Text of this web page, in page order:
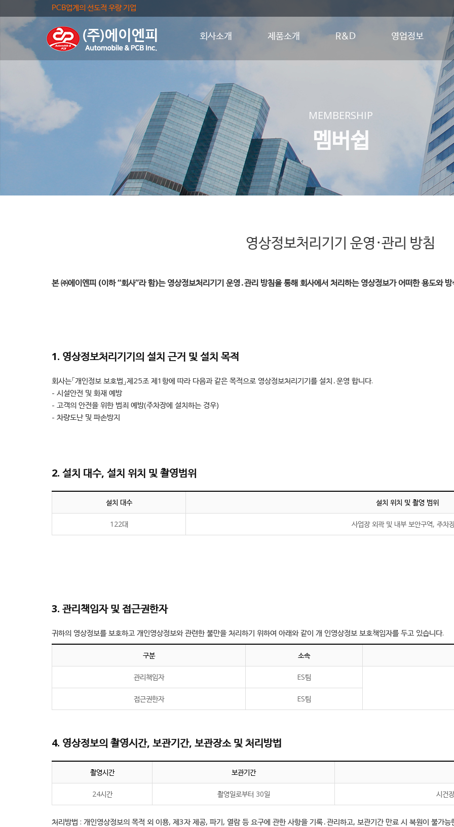
PCB업계의 선도적 우량 기업
회사소개 제품소개 R&D 영업정보
MEMBERSHIP
멤버쉽
영상정보처리기기 운영·관리 방침
본 ㈜에이엔피 (이하 “회사”라 함)는 영상정보처리기기 운영․관리 방침을 통해 회사에서 처리하는 영상정보가 어떠한 용도와
1. 영상정보처리기기의 설치 근거 및 설치 목적
회사는「개인정보 보호법」제25조 제1항에 따라 다음과 같은 목적으로 영상정보처리기기를 설치․운영 합니다.
- 시설안전 및 화재 예방
- 고객의 안전을 위한 범죄 예방(주차장에 설치하는 경우)
- 차량도난 및 파손방지
2. 설치 대수, 설치 위치 및 촬영범위
설치 대수 설치 위치 및 촬영 범위
122대 사업장 외곽 및 내부 보안구역, 주차
3. 관리책임자 및 접근권한자
귀하의 영상정보를 보호하고 개인영상정보와 관련한 불만을 처리하기 위하여 아래와 같이 개 인영상정보 보호책임자를 두고 있습니다.
구분 소속
관리책임자
ES팀
접근권한자
ES팀
4. 영상정보의 촬영시간, 보관기간, 보관장소 및 처리방법
촬영시간 보관기간
24시간 촬영일로부터 30일 시건
처리방법 : 개인영상정보의 목적 외 이용, 제3자 제공, 파기, 열람 등 요구에 관한 사항을 기록․관리하고, 보관기간 만료 시 복원이 불가